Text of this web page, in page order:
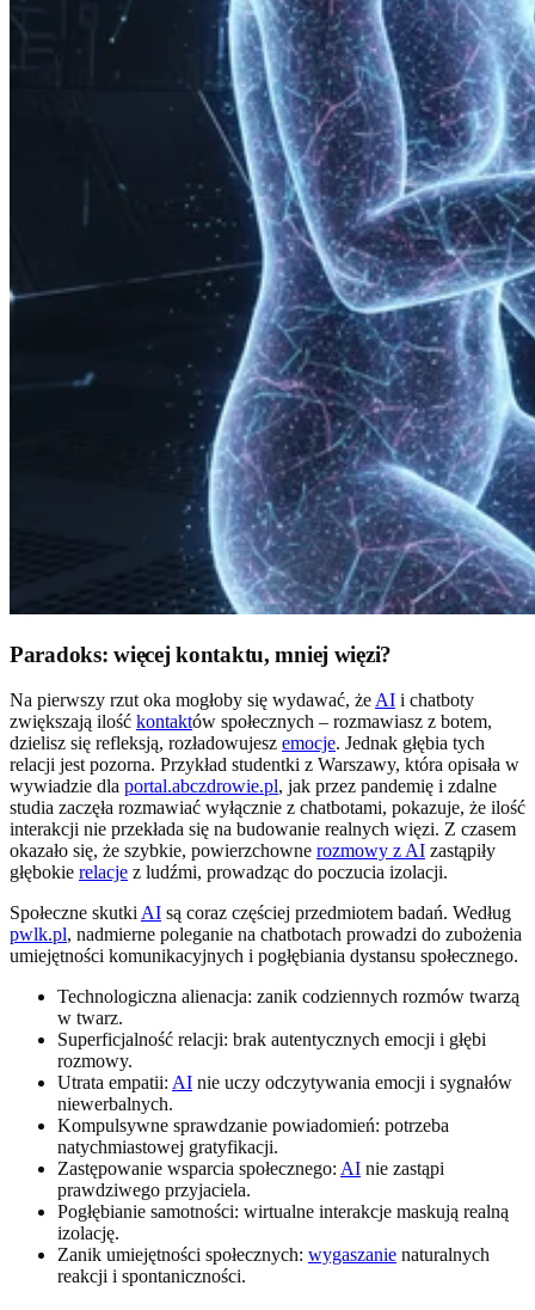
Paradoks: więcej kontaktu, mniej więzi?
Na pierwszy rzut oka mogłoby się wydawać, że AI i chatboty
zwiększają ilość kontaktów społecznych – rozmawiasz z botem,
dzielisz się refleksją, rozładowujesz emocje. Jednak głębia tych
relacji jest pozorna. Przykład studentki z Warszawy, która opisała w
wywiadzie dla portal.abczdrowie.pl, jak przez pandemię i zdalne
studia zaczęła rozmawiać wyłącznie z chatbotami, pokazuje, że ilość
interakcji nie przekłada się na budowanie realnych więzi. Z czasem
okazało się, że szybkie, powierzchowne rozmowy z AI zastąpiły
głębokie relacje z ludźmi, prowadząc do poczucia izolacji.
Społeczne skutki AI są coraz częściej przedmiotem badań. Według
pwlk.pl, nadmierne poleganie na chatbotach prowadzi do zubożenia
umiejętności komunikacyjnych i pogłębiania dystansu społecznego.
Technologiczna alienacja: zanik codziennych rozmów twarzą
w twarz.
Superficjalność relacji: brak autentycznych emocji i głębi
rozmowy.
Utrata empatii: AI nie uczy odczytywania emocji i sygnałów
niewerbalnych.
Kompulsywne sprawdzanie powiadomień: potrzeba
natychmiastowej gratyfikacji.
Zastępowanie wsparcia społecznego: AI nie zastąpi
prawdziwego przyjaciela.
Pogłębianie samotności: wirtualne interakcje maskują realną
izolację.
Zanik umiejętności społecznych: wygaszanie naturalnych
reakcji i spontaniczności.